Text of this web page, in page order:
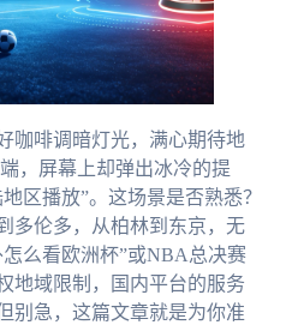
咖啡调暗灯光，满心期待地
，屏幕上却弹出冰冷的提
区播放”。这场景是否熟悉？
多伦多，从柏林到东京，无
么看欧洲杯”或NBA总决赛
地域限制，国内平台的服务
别急，这篇文章就是为你准